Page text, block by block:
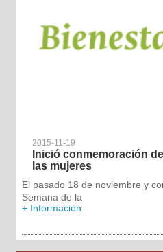
2015-11-19
Inició conmemoración
las mujeres
El pasado 18 de noviembre y
Semana de la
+ Información